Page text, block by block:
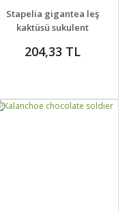
DETAYLAR
VER
Stapelia gigantea leş
kaktüsü sukulent
204,33 TL